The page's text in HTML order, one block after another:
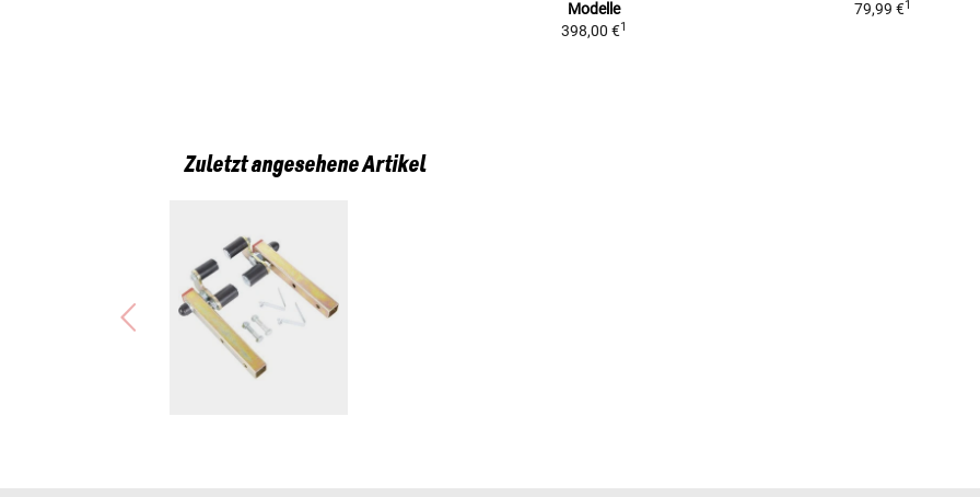
Modelle
398,00 €1
79,99 €1
Zuletzt angesehene Artikel